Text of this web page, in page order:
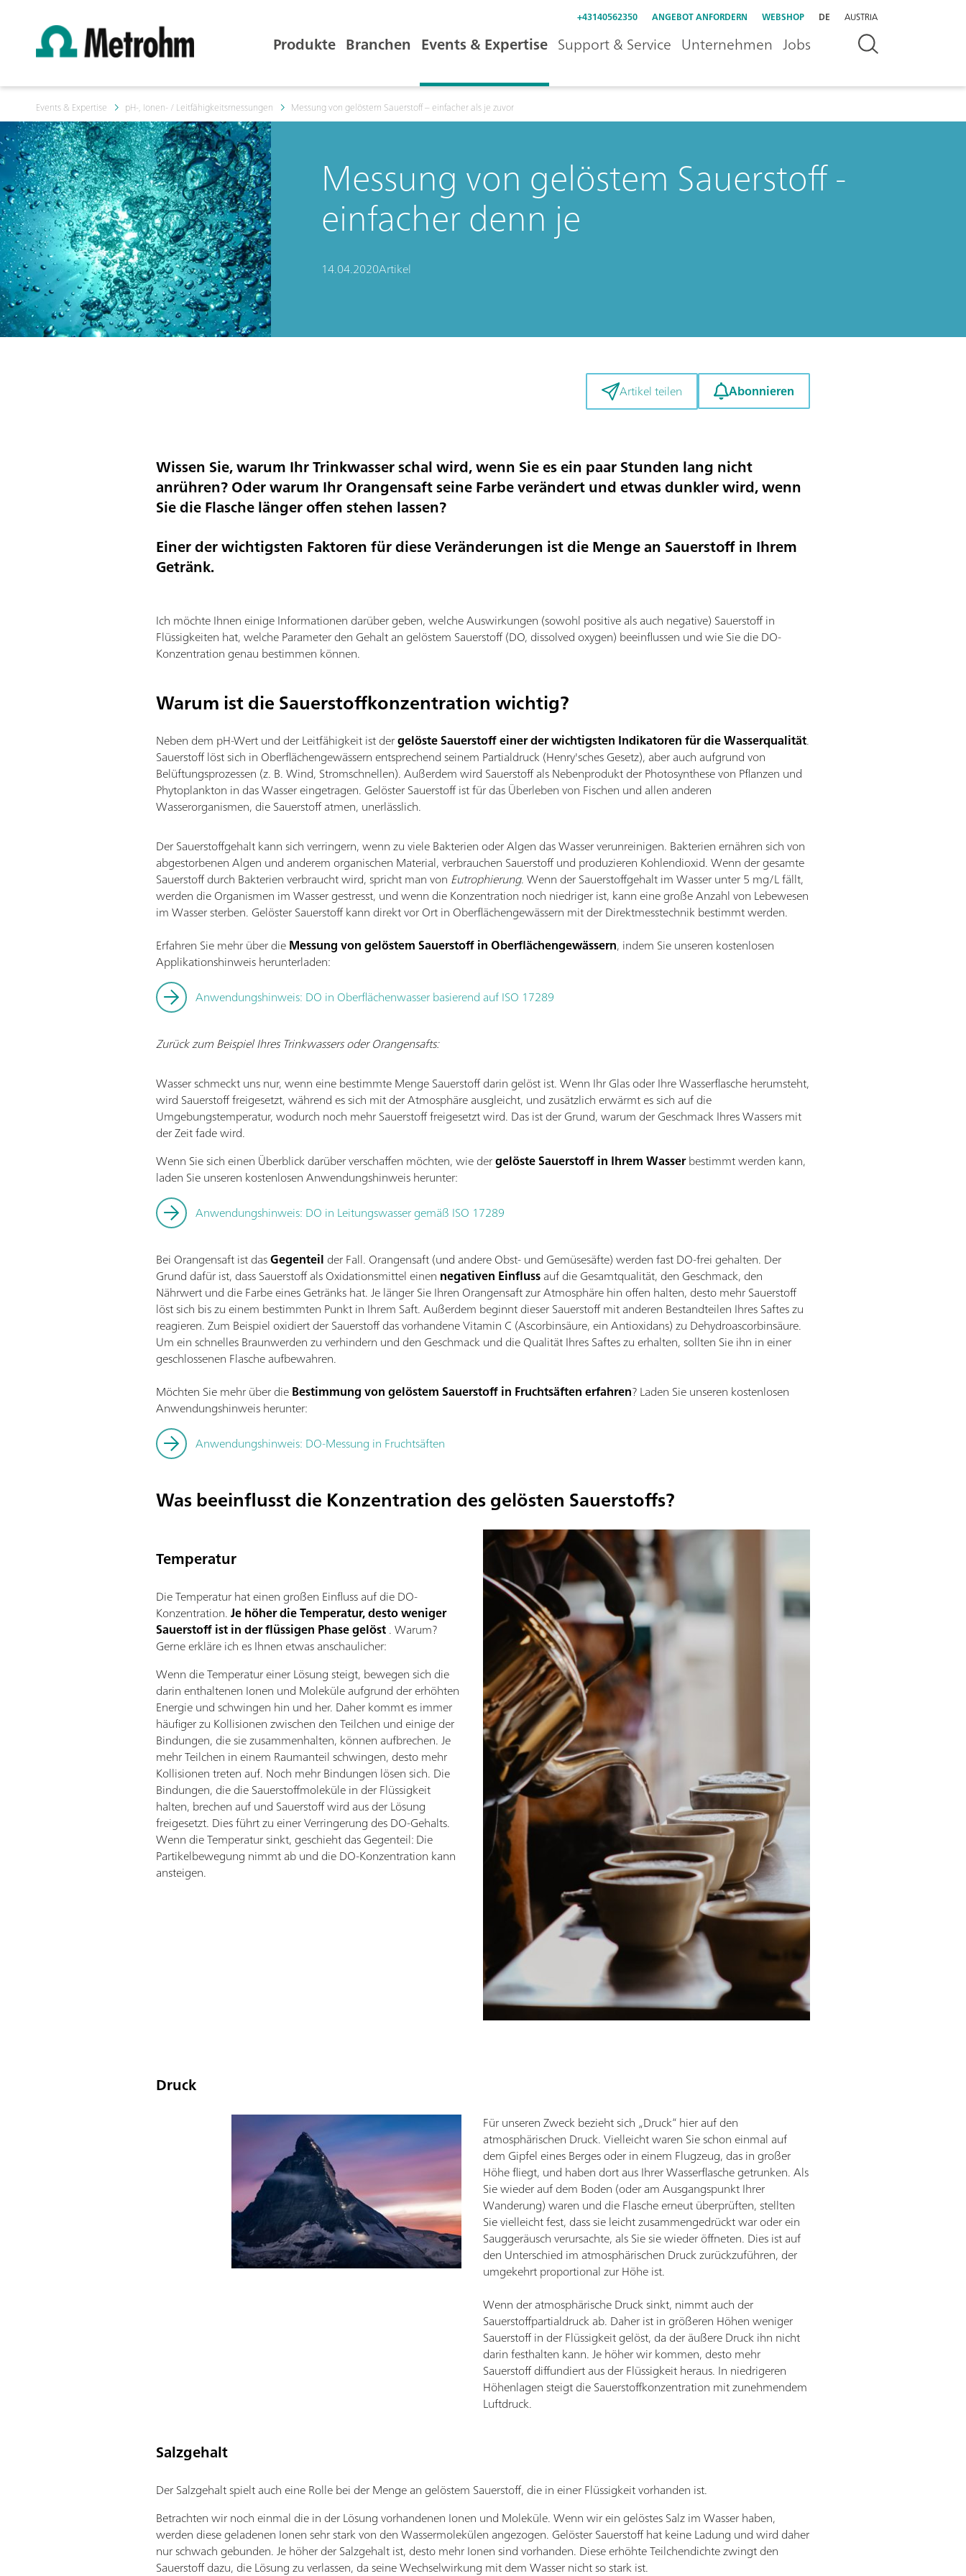
+43140562350 ANGEBOT ANFORDERN WEBSHOP DE AUSTRIA
Produkte Branchen Events & Expertise Support & Service Unternehmen Jobs
Events & Expertise pH-, Ionen- / Leitfähigkeitsmessungen Messung von gelöstem Sauerstoff – einfacher als je zuvor
Messung von gelöstem Sauerstoff -
einfacher denn je
14.04.2020Artikel
Artikel teilen Abonnieren
Wissen Sie, warum Ihr Trinkwasser schal wird, wenn Sie es ein paar Stunden lang nicht
anrühren? Oder warum Ihr Orangensaft seine Farbe verändert und etwas dunkler wird, wenn
Sie die Flasche länger offen stehen lassen?
Einer der wichtigsten Faktoren für diese Veränderungen ist die Menge an Sauerstoff in Ihrem
Getränk.
Ich möchte Ihnen einige Informationen darüber geben, welche Auswirkungen (sowohl positive als auch negative) Sauerstoff in
Flüssigkeiten hat, welche Parameter den Gehalt an gelöstem Sauerstoff (DO, dissolved oxygen) beeinflussen und wie Sie die DO-
Konzentration genau bestimmen können.
Warum ist die Sauerstoffkonzentration wichtig?
Neben dem pH-Wert und der Leitfähigkeit ist dergelöste Sauerstoff einer der wichtigsten Indikatoren für die Wasserqualität.
Sauerstoff löst sich in Oberflächengewässern entsprechend seinem Partialdruck (Henry'sches Gesetz), aber auch aufgrund von
Belüftungsprozessen (z. B. Wind, Stromschnellen). Außerdem wird Sauerstoff als Nebenprodukt der Photosynthese von Pflanzen und
Phytoplankton in das Wasser eingetragen. Gelöster Sauerstoff ist für das Überleben von Fischen und allen anderen
Wasserorganismen, die Sauerstoff atmen, unerlässlich.
Der Sauerstoffgehalt kann sich verringern, wenn zu viele Bakterien oder Algen das Wasser verunreinigen. Bakterien ernähren sich von
abgestorbenen Algen und anderem organischen Material, verbrauchen Sauerstoff und produzieren Kohlendioxid. Wenn der gesamte
Sauerstoff durch Bakterien verbraucht wird, spricht man von Eutrophierung. Wenn der Sauerstoffgehalt im Wasser unter 5 mg/L fällt,
werden die Organismen im Wasser gestresst, und wenn die Konzentration noch niedriger ist, kann eine große Anzahl von Lebewesen
im Wasser sterben. Gelöster Sauerstoff kann direkt vor Ort in Oberflächengewässern mit der Direktmesstechnik bestimmt werden.
Erfahren Sie mehr über dieMessung von gelöstem Sauerstoff in Oberflächengewässern, indem Sie unseren kostenlosen
Applikationshinweis herunterladen:
Anwendungshinweis: DO in Oberflächenwasser basierend auf ISO 17289
Zurück zum Beispiel Ihres Trinkwassers oder Orangensafts:
Wasser schmeckt uns nur, wenn eine bestimmte Menge Sauerstoff darin gelöst ist. Wenn Ihr Glas oder Ihre Wasserflasche herumsteht,
wird Sauerstoff freigesetzt, während es sich mit der Atmosphäre ausgleicht, und zusätzlich erwärmt es sich auf die
Umgebungstemperatur, wodurch noch mehr Sauerstoff freigesetzt wird. Das ist der Grund, warum der Geschmack Ihres Wassers mit
der Zeit fade wird.
Wenn Sie sich einen Überblick darüber verschaffen möchten, wie dergelöste Sauerstoff in Ihrem Wasserbestimmt werden kann,
laden Sie unseren kostenlosen Anwendungshinweis herunter:
Anwendungshinweis: DO in Leitungswasser gemäß ISO 17289
Bei Orangensaft ist dasGegenteil der Fall. Orangensaft (und andere Obst- und Gemüsesäfte) werden fast DO-frei gehalten. Der
Grund dafür ist, dass Sauerstoff als Oxidationsmittel einen negativen Einflussauf die Gesamtqualität, den Geschmack, den
Nährwert und die Farbe eines Getränks hat. Je länger Sie Ihren Orangensaft zur Atmosphäre hin offen halten, desto mehr Sauerstoff
löst sich bis zu einem bestimmten Punkt in Ihrem Saft. Außerdem beginnt dieser Sauerstoff mit anderen Bestandteilen Ihres Saftes zu
reagieren. Zum Beispiel oxidiert der Sauerstoff das vorhandene Vitamin C (Ascorbinsäure, ein Antioxidans) zu Dehydroascorbinsäure.
Um ein schnelles Braunwerden zu verhindern und den Geschmack und die Qualität Ihres Saftes zu erhalten, sollten Sie ihn in einer
geschlossenen Flasche aufbewahren.
Möchten Sie mehr über dieBestimmung von gelöstem Sauerstoff in Fruchtsäften erfahren? Laden Sie unseren kostenlosen
Anwendungshinweis herunter:
Anwendungshinweis: DO-Messung in Fruchtsäften
Was beeinflusst die Konzentration des gelösten Sauerstoffs?
Temperatur
Die Temperatur hat einen großen Einfluss auf die DO-
Konzentration.Je höher die Temperatur, desto weniger
Sauerstoff ist in der flüssigen Phase gelöst. Warum?
Gerne erkläre ich es Ihnen etwas anschaulicher:
Wenn die Temperatur einer Lösung steigt, bewegen sich die
darin enthaltenen Ionen und Moleküle aufgrund der erhöhten
Energie und schwingen hin und her. Daher kommt es immer
häufiger zu Kollisionen zwischen den Teilchen und einige der
Bindungen, die sie zusammenhalten, können aufbrechen. Je
mehr Teilchen in einem Raumanteil schwingen, desto mehr
Kollisionen treten auf. Noch mehr Bindungen lösen sich. Die
Bindungen, die die Sauerstoffmoleküle in der Flüssigkeit
halten, brechen auf und Sauerstoff wird aus der Lösung
freigesetzt. Dies führt zu einer Verringerung des DO-Gehalts.
Wenn die Temperatur sinkt, geschieht das Gegenteil: Die
Partikelbewegung nimmt ab und die DO-Konzentration kann
ansteigen.
Druck
Für unseren Zweck bezieht sich „Druck“ hier auf den
atmosphärischen Druck. Vielleicht waren Sie schon einmal auf
dem Gipfel eines Berges oder in einem Flugzeug, das in großer
Höhe fliegt, und haben dort aus Ihrer Wasserflasche getrunken. Als
Sie wieder auf dem Boden (oder am Ausgangspunkt Ihrer
Wanderung) waren und die Flasche erneut überprüften, stellten
Sie vielleicht fest, dass sie leicht zusammengedrückt war oder ein
Sauggeräusch verursachte, als Sie sie wieder öffneten. Dies ist auf
den Unterschied im atmosphärischen Druck zurückzuführen, der
umgekehrt proportional zur Höhe ist.
Wenn der atmosphärische Druck sinkt, nimmt auch der
Sauerstoffpartialdruck ab. Daher ist in größeren Höhen weniger
Sauerstoff in der Flüssigkeit gelöst, da der äußere Druck ihn nicht
darin festhalten kann. Je höher wir kommen, desto mehr
Sauerstoff diffundiert aus der Flüssigkeit heraus. In niedrigeren
Höhenlagen steigt die Sauerstoffkonzentration mit zunehmendem
Luftdruck.
Salzgehalt
Der Salzgehalt spielt auch eine Rolle bei der Menge an gelöstem Sauerstoff, die in einer Flüssigkeit vorhanden ist.
Betrachten wir noch einmal die in der Lösung vorhandenen Ionen und Moleküle. Wenn wir ein gelöstes Salz im Wasser haben,
werden diese geladenen Ionen sehr stark von den Wassermolekülen angezogen. Gelöster Sauerstoff hat keine Ladung und wird daher
nur schwach gebunden. Je höher der Salzgehalt ist, desto mehr Ionen sind vorhanden. Diese erhöhte Teilchendichte zwingt den
Sauerstoff dazu, die Lösung zu verlassen, da seine Wechselwirkung mit dem Wasser nicht so stark ist.